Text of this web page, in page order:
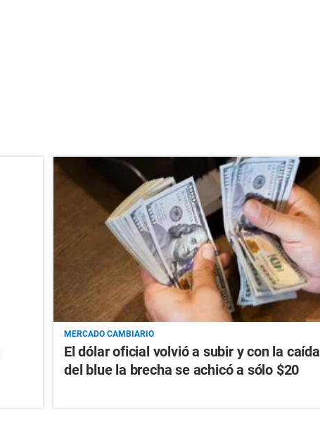
MERCADO CAMBIARIO
El dólar oficial volvió a subir y con la caída
del blue la brecha se achicó a sólo $20